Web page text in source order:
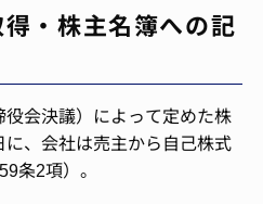
・株主名簿への記
会決議）によって定めた株
、会社は売主から自己株式
条2項）。